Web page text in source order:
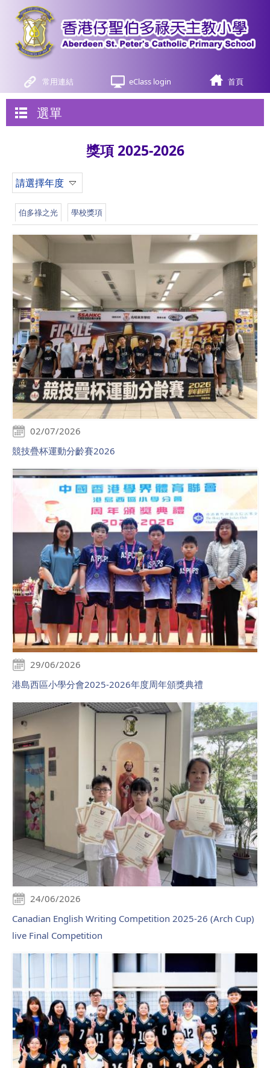
常用連結 eClass login 首頁
選單
獎項 2025-2026
請選擇年度
伯多祿之光 學校獎項
02/07/2026
競技疊杯運動分齡賽2026
29/06/2026
港島西區小學分會2025-2026年度周年頒獎典禮
24/06/2026
Canadian English Writing Competition 2025-26 (Arch Cup)
live Final Competition